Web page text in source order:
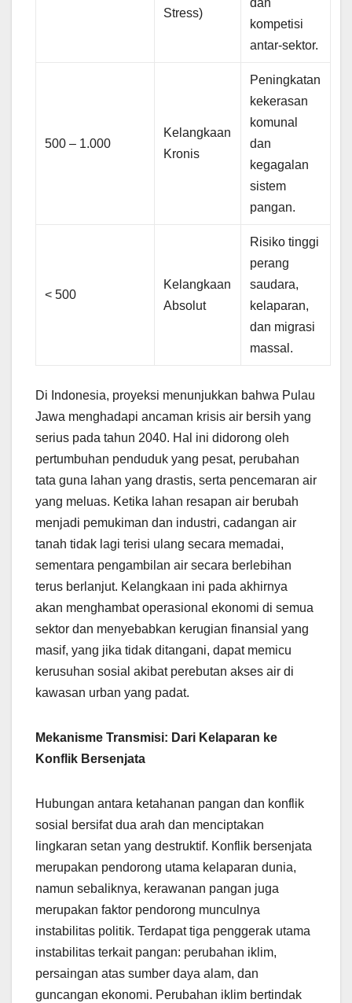
Stress)
dan
kompetisi
antar-sektor.
500 – 1.000
Kelangkaan
Kronis
Peningkatan
kekerasan
komunal
dan
kegagalan
sistem
pangan.
< 500
Kelangkaan
Absolut
Risiko tinggi
perang
saudara,
kelaparan,
dan migrasi
massal.
Di Indonesia, proyeksi menunjukkan bahwa Pulau
Jawa menghadapi ancaman krisis air bersih yang
serius pada tahun 2040. Hal ini didorong oleh
pertumbuhan penduduk yang pesat, perubahan
tata guna lahan yang drastis, serta pencemaran air
yang meluas. Ketika lahan resapan air berubah
menjadi pemukiman dan industri, cadangan air
tanah tidak lagi terisi ulang secara memadai,
sementara pengambilan air secara berlebihan
terus berlanjut. Kelangkaan ini pada akhirnya
akan menghambat operasional ekonomi di semua
sektor dan menyebabkan kerugian finansial yang
masif, yang jika tidak ditangani, dapat memicu
kerusuhan sosial akibat perebutan akses air di
kawasan urban yang padat.
Mekanisme Transmisi: Dari Kelaparan ke
Konflik Bersenjata
Hubungan antara ketahanan pangan dan konflik
sosial bersifat dua arah dan menciptakan
lingkaran setan yang destruktif. Konflik bersenjata
merupakan pendorong utama kelaparan dunia,
namun sebaliknya, kerawanan pangan juga
merupakan faktor pendorong munculnya
instabilitas politik. Terdapat tiga penggerak utama
instabilitas terkait pangan: perubahan iklim,
persaingan atas sumber daya alam, dan
guncangan ekonomi. Perubahan iklim bertindak